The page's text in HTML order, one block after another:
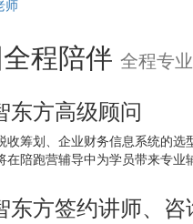
程陪伴 全程专
东方高级顾问
收筹划、企业财务信息系统的
陪跑营辅导中为学员带来专业
东方签约讲师、咨